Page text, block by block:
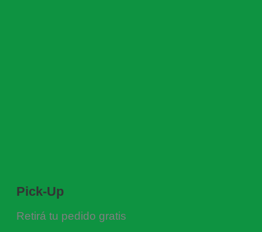
Pick-Up
Retirá tu pedido gratis